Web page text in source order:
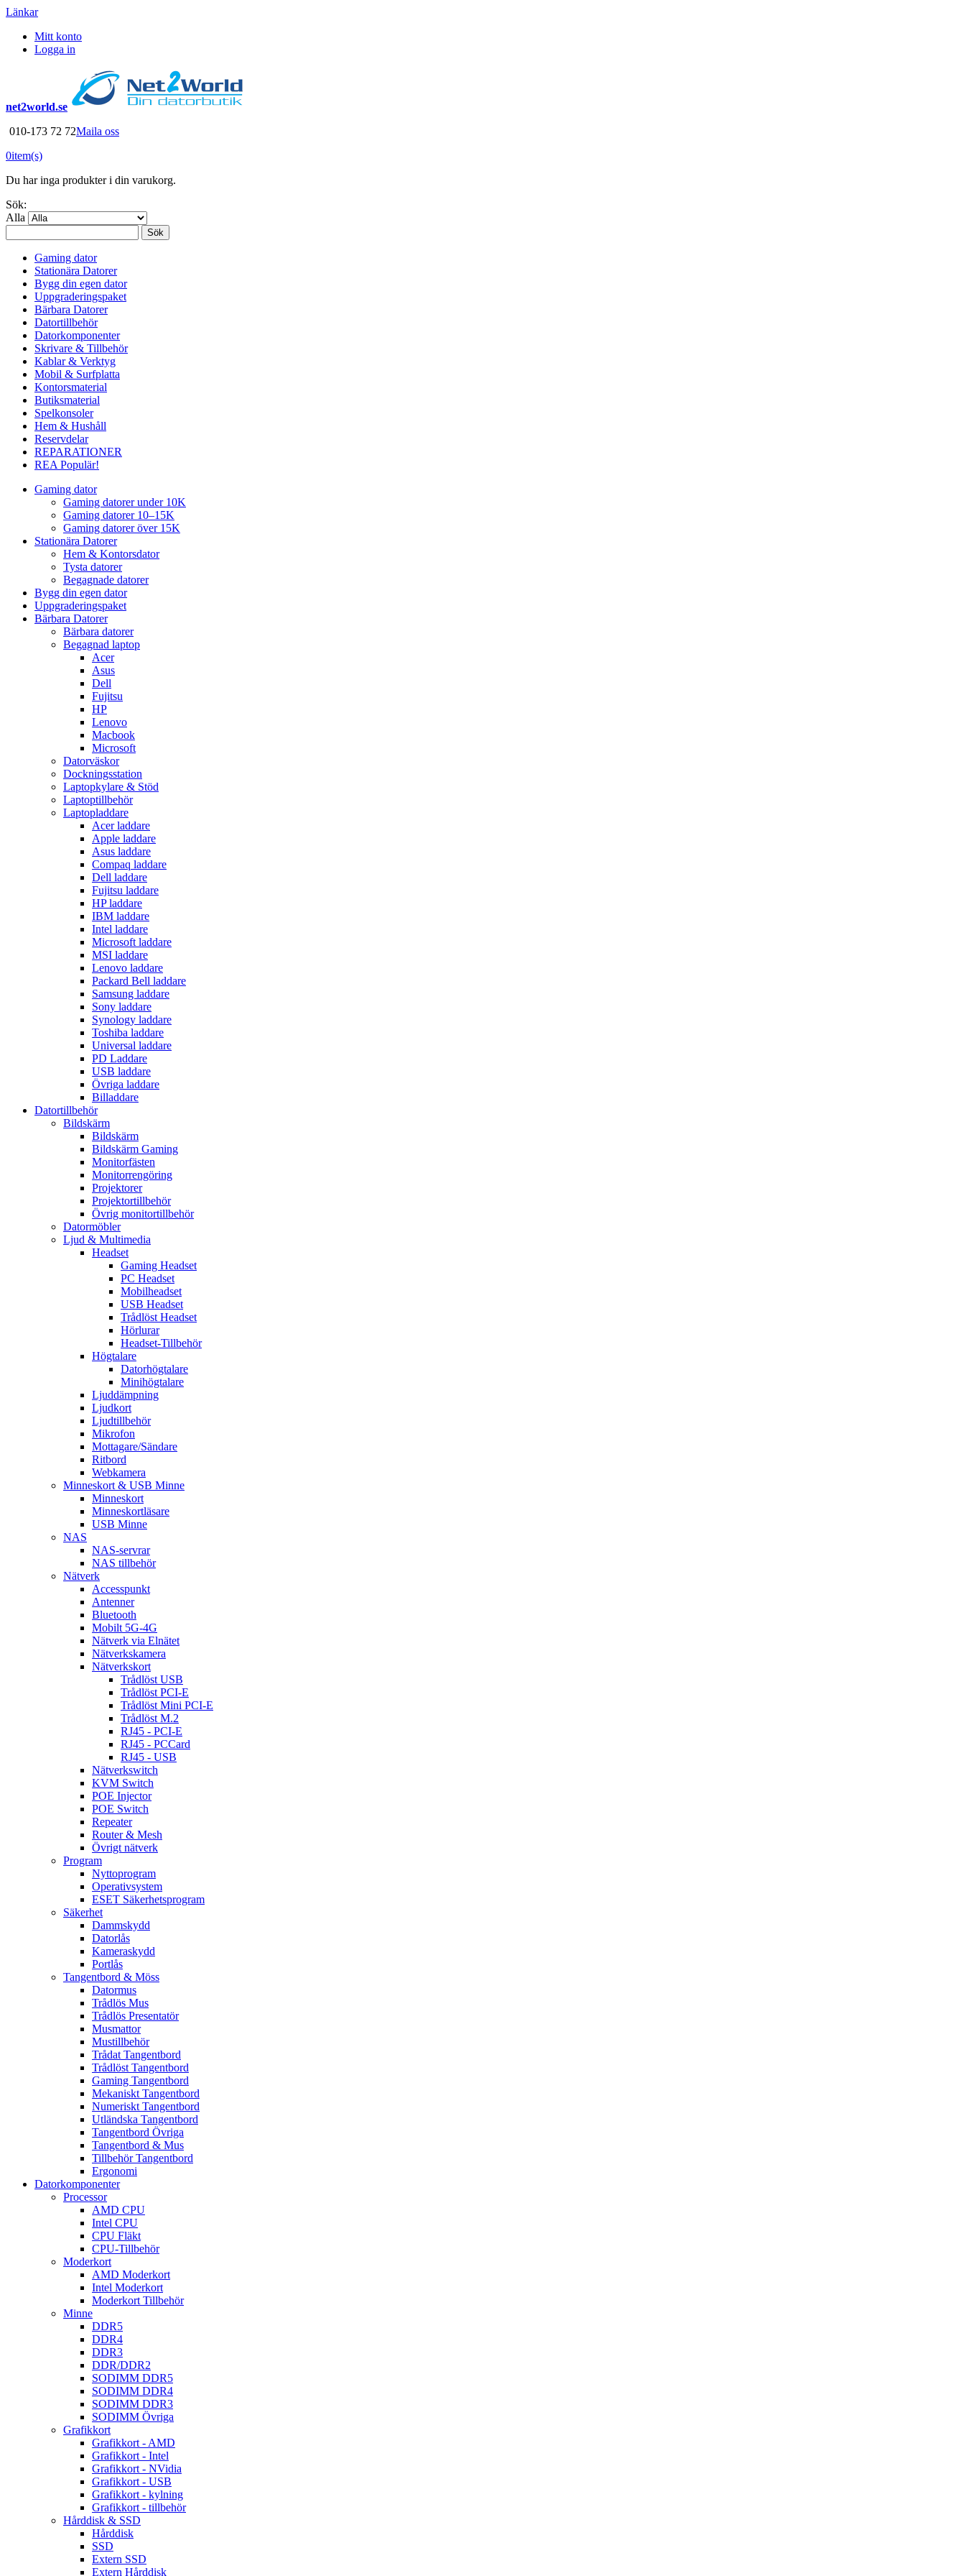
Länkar
Mitt konto
Logga in
net2world.se
010-173 72 72Maila oss
0item(s)
Du har inga produkter i din varukorg.
Sök:
Alla
Sök
Gaming dator
Stationära Datorer
Bygg din egen dator
Uppgraderingspaket
Bärbara Datorer
Datortillbehör
Datorkomponenter
Skrivare & Tillbehör
Kablar & Verktyg
Mobil & Surfplatta
Kontorsmaterial
Butiksmaterial
Spelkonsoler
Hem & Hushåll
Reservdelar
REPARATIONER
REA Populär!
Gaming dator
Gaming datorer under 10K
Gaming datorer 10–15K
Gaming datorer över 15K
Stationära Datorer
Hem & Kontorsdator
Tysta datorer
Begagnade datorer
Bygg din egen dator
Uppgraderingspaket
Bärbara Datorer
Bärbara datorer
Begagnad laptop
Acer
Asus
Dell
Fujitsu
HP
Lenovo
Macbook
Microsoft
Datorväskor
Dockningsstation
Laptopkylare & Stöd
Laptoptillbehör
Laptopladdare
Acer laddare
Apple laddare
Asus laddare
Compaq laddare
Dell laddare
Fujitsu laddare
HP laddare
IBM laddare
Intel laddare
Microsoft laddare
MSI laddare
Lenovo laddare
Packard Bell laddare
Samsung laddare
Sony laddare
Synology laddare
Toshiba laddare
Universal laddare
PD Laddare
USB laddare
Övriga laddare
Billaddare
Datortillbehör
Bildskärm
Bildskärm
Bildskärm Gaming
Monitorfästen
Monitorrengöring
Projektorer
Projektortillbehör
Övrig monitortillbehör
Datormöbler
Ljud & Multimedia
Headset
Gaming Headset
PC Headset
Mobilheadset
USB Headset
Trådlöst Headset
Hörlurar
Headset-Tillbehör
Högtalare
Datorhögtalare
Minihögtalare
Ljuddämpning
Ljudkort
Ljudtillbehör
Mikrofon
Mottagare/Sändare
Ritbord
Webkamera
Minneskort & USB Minne
Minneskort
Minneskortläsare
USB Minne
NAS
NAS-servrar
NAS tillbehör
Nätverk
Accesspunkt
Antenner
Bluetooth
Mobilt 5G-4G
Nätverk via Elnätet
Nätverkskamera
Nätverkskort
Trådlöst USB
Trådlöst PCI-E
Trådlöst Mini PCI-E
Trådlöst M.2
RJ45 - PCI-E
RJ45 - PCCard
RJ45 - USB
Nätverkswitch
KVM Switch
POE Injector
POE Switch
Repeater
Router & Mesh
Övrigt nätverk
Program
Nyttoprogram
Operativsystem
ESET Säkerhetsprogram
Säkerhet
Dammskydd
Datorlås
Kameraskydd
Portlås
Tangentbord & Möss
Datormus
Trådlös Mus
Trådlös Presentatör
Musmattor
Mustillbehör
Trådat Tangentbord
Trådlöst Tangentbord
Gaming Tangentbord
Mekaniskt Tangentbord
Numeriskt Tangentbord
Utländska Tangentbord
Tangentbord Övriga
Tangentbord & Mus
Tillbehör Tangentbord
Ergonomi
Datorkomponenter
Processor
AMD CPU
Intel CPU
CPU Fläkt
CPU-Tillbehör
Moderkort
AMD Moderkort
Intel Moderkort
Moderkort Tillbehör
Minne
DDR5
DDR4
DDR3
DDR/DDR2
SODIMM DDR5
SODIMM DDR4
SODIMM DDR3
SODIMM Övriga
Grafikkort
Grafikkort - AMD
Grafikkort - Intel
Grafikkort - NVidia
Grafikkort - USB
Grafikkort - kylning
Grafikkort - tillbehör
Hårddisk & SSD
Hårddisk
SSD
Extern SSD
Extern Hårddisk